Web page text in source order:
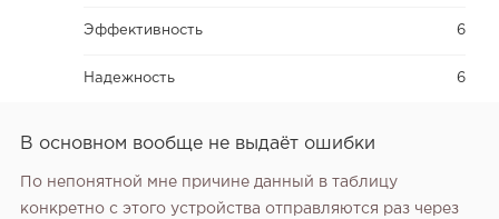
Эффективность 6
Надежность 6
В основном вообще не выдаёт ошибки
По непонятной мне причине данный в таблицу
конкретно с этого устройства отправляются раз через